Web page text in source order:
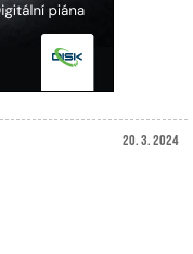
20. 3. 2024